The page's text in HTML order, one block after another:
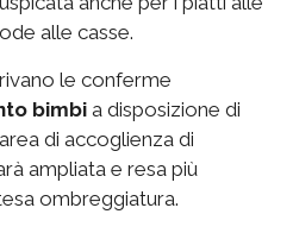
alle casse.
le conferme
bimbi a disposizione di
di accoglienza di
ampliata e resa più
ombreggiatura.